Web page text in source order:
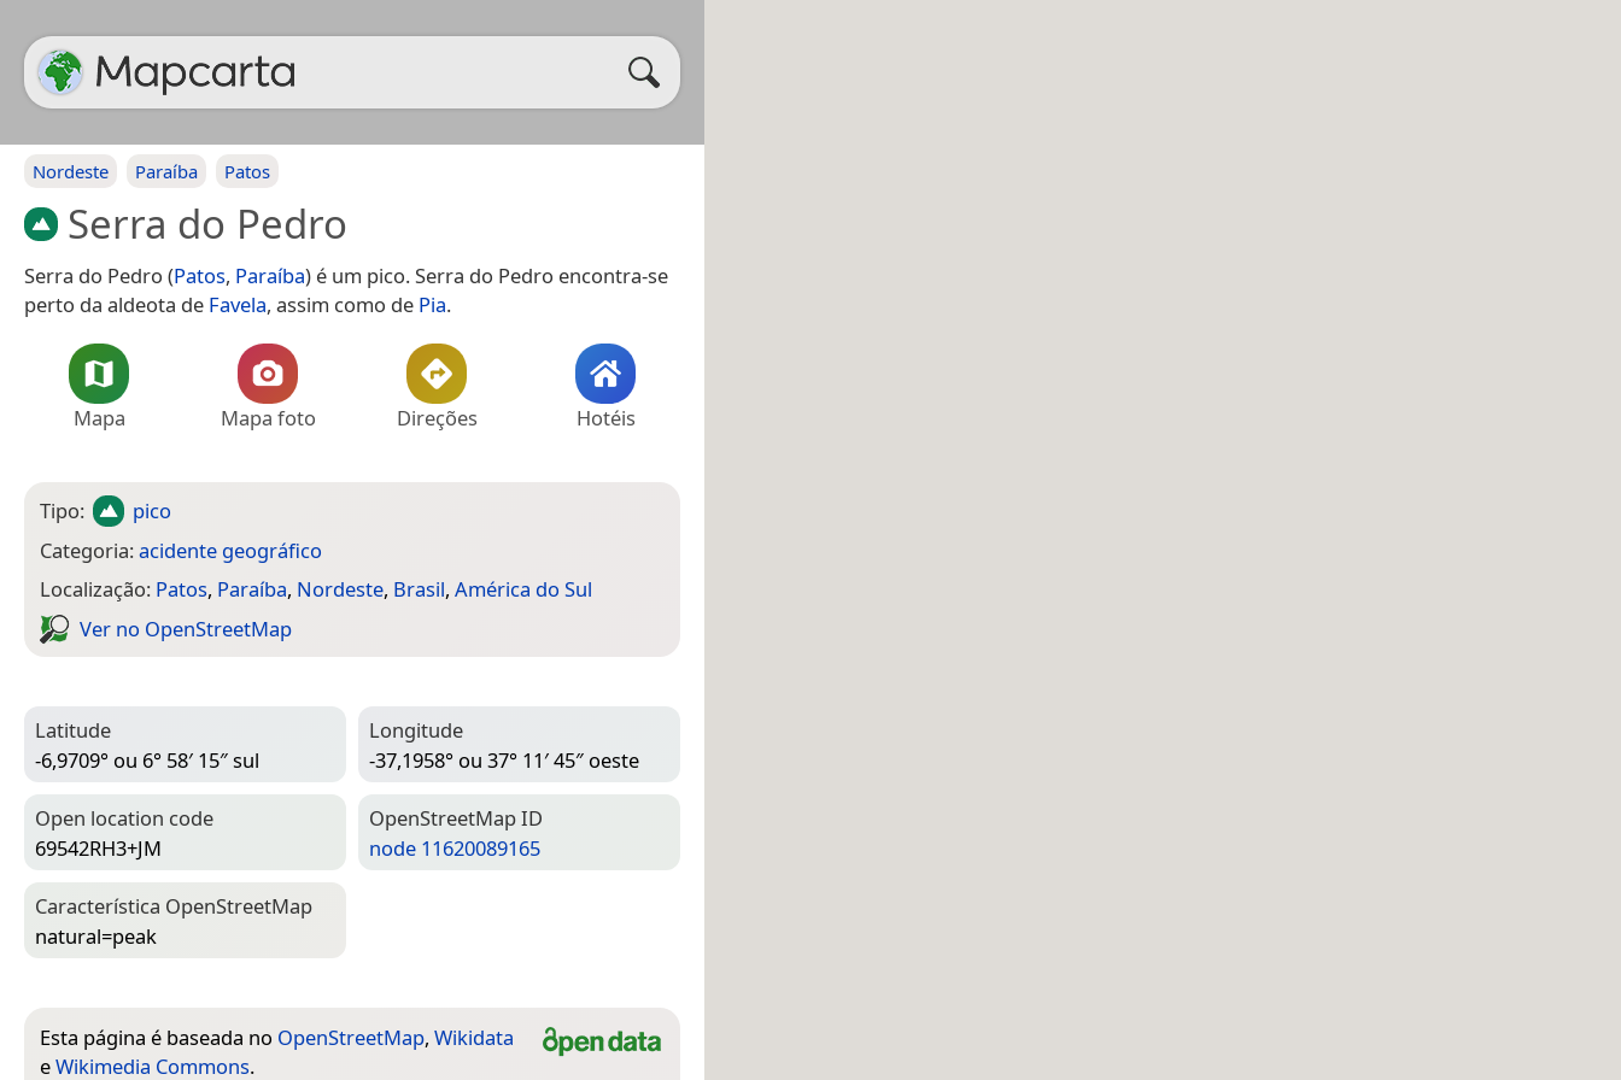
Nordeste Paraíba Patos
Serra do Pedro
Serra do Pedro (Patos, Paraíba) é um pico. Serra do Pedro encontra-se
perto da aldeota de Favela, assim como de Pia.
Mapa Mapa foto Direções Hotéis
Tipo:
pico
Categoria:acidente geográfico
Localização: Patos, Paraíba, Nordeste, Brasil, América do Sul
Ver no Open­Street­Map
Latitude
-6,9709° ou 6° 58′ 15″ sul
Longitude
-37,1958° ou 37° 11′ 45″ oeste
Open location code
69542RH3+JM
Open­Street­Map ID
node 11620089165
Característica Open­Street­Map
natural=­peak
Esta página é baseada no OpenStreetMap, Wikidata
eWikimedia Commons.